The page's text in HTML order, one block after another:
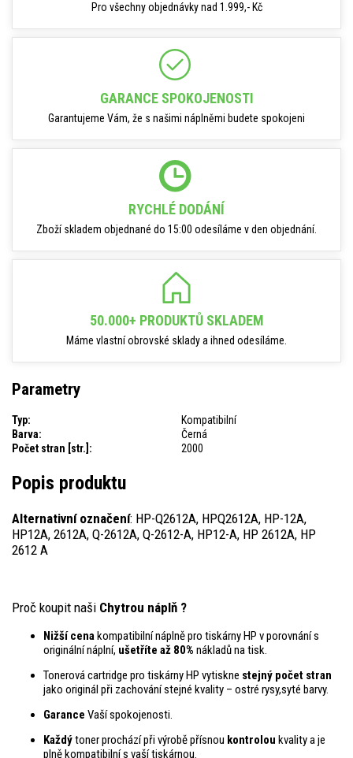
Pro všechny objednávky nad 1.999,- Kč
GARANCE SPOKOJENOSTI
Garantujeme Vám, že s našimi náplněmi budete spokojeni
RYCHLÉ DODÁNÍ
Zboží skladem objednané do 15:00 odesíláme v den objednání.
50.000+ PRODUKTŮ SKLADEM
Máme vlastní obrovské sklady a ihned odesíláme.
Parametry
Typ:
Kompatibilní
Barva:
Černá
Počet stran [str.]:
2000
Popis produktu
Alternativní označení: HP-Q2612A, HPQ2612A, HP-12A,
HP12A, 2612A, Q-2612A, Q-2612-A, HP12-A, HP 2612A, HP
2612 A
Proč koupit naši Chytrou náplň ?
Nižší cenakompatibilní náplně pro tiskárny HP v porovnání s
originální náplní, ušetříte až 80% nákladů na tisk.
Tonerová cartridge pro tiskárny HP vytiskne stejný počet stran
jako originál při zachování stejné kvality – ostré rysy,syté barvy.
Garance Vaší spokojenosti.
Každýtoner prochází při výrobě přísnou kontrolou kvality a je
plně kompatibilní s vaší tiskárnou.